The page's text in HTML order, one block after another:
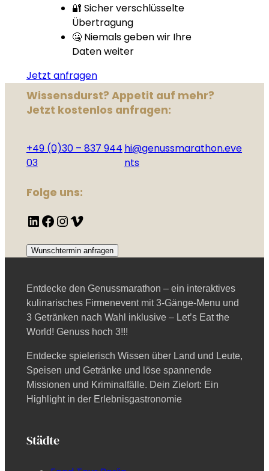
🔐 Sicher verschlüsselte
Übertragung
🤐 Niemals geben wir Ihre
Daten weiter
Jetzt anfragen
Wissensdurst? Appetit auf mehr?
Jetzt kostenlos anfragen:
+49 (0)30 – 837 944
03
hi@genussmarathon.eve
nts
Folge uns:
LinkedIn Facebook InstagramVimeo
Wunschtermin anfragen
Entdecke den Genussmarathon – ein interaktives
kulinarisches Firmenevent mit 3-Gänge-Menu und
3 Getränken nach Wahl inklusive – Let’s Eat the
World! Genuss hoch 3!!!
Entdecke spielerisch Wissen über Land und Leute,
Speisen und Getränke und löse spannende
Missionen und Kriminalfälle. Dein Zielort: Ein
Highlight in der Erlebnisgastronomie
Städte